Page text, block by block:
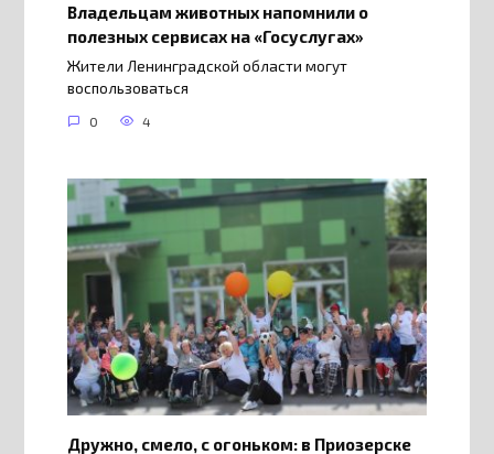
Владельцам животных напомнили о
полезных сервисах на «Госуслугах»
Жители Ленинградской области могут
воспользоваться
0 4
Дружно, смело, с огоньком: в Приозерске